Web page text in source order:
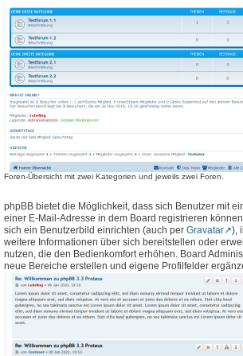
Foren-Übersicht mit zwei Kategorien und jeweils zwei Foren.
phpBB bietet die Möglichkeit, dass sich Benutzer mit
einer E-Mail-Adresse in dem Board registrieren
sich ein Benutzerbild einrichten (auch per Gravatar
),
weitere Informationen über sich bereitstellen oder
nutzen, die den Bedienkomfort erhöhen. Board
neue Bereiche erstellen und eigene Profilfelder